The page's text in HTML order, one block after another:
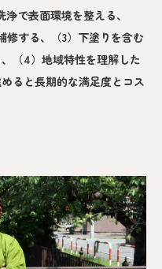
で表面環境を整える、
修する、（3）下塗りを含む
（4）地域特性を理解した
ると長期的な満足度とコス